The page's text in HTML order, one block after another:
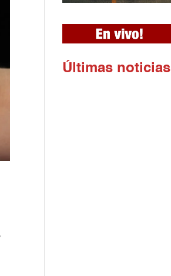
Ú ltimas noticias